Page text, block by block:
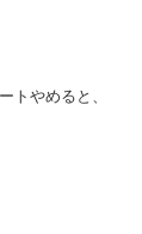
トやめると、